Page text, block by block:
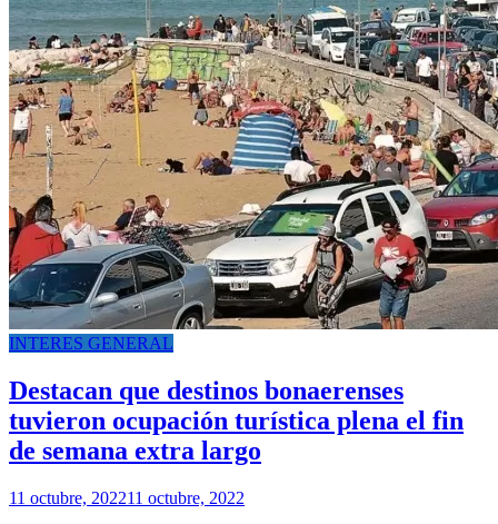
INTERES GENERAL
Destacan que destinos bonaerenses
tuvieron ocupación turística plena el fin
de semana extra largo
11 octubre, 202211 octubre, 2022